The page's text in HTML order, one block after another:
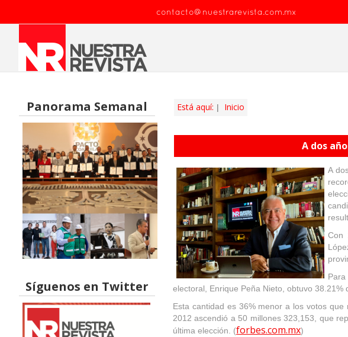
contacto@nuestrarevista.com.mx
Panorama Semanal
Síguenos en Twitter
Está aquí: Inicio
A dos
A
Con
electoral, Enrique Peña Nieto, obtuvo 38.21%
Esta cantidad es 36% menor a los votos
2012 ascendió a 50 millones 323,153, que
última elección. (forbes.com.mx)